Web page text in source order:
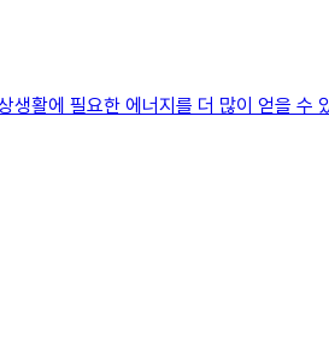
활에 필요한 에너지를 더 많이 얻을 수